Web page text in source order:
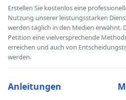
Erstellen Sie kostenlos eine
Nutzung unserer leistungsstarken
werden täglich in den Medien erwähnt.
Petition eine vielversprechende
erreichen und auch von
werden.
Anleitungen